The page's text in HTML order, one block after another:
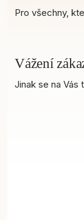
Pro všechny,
Vážení
Jinak se na Vás